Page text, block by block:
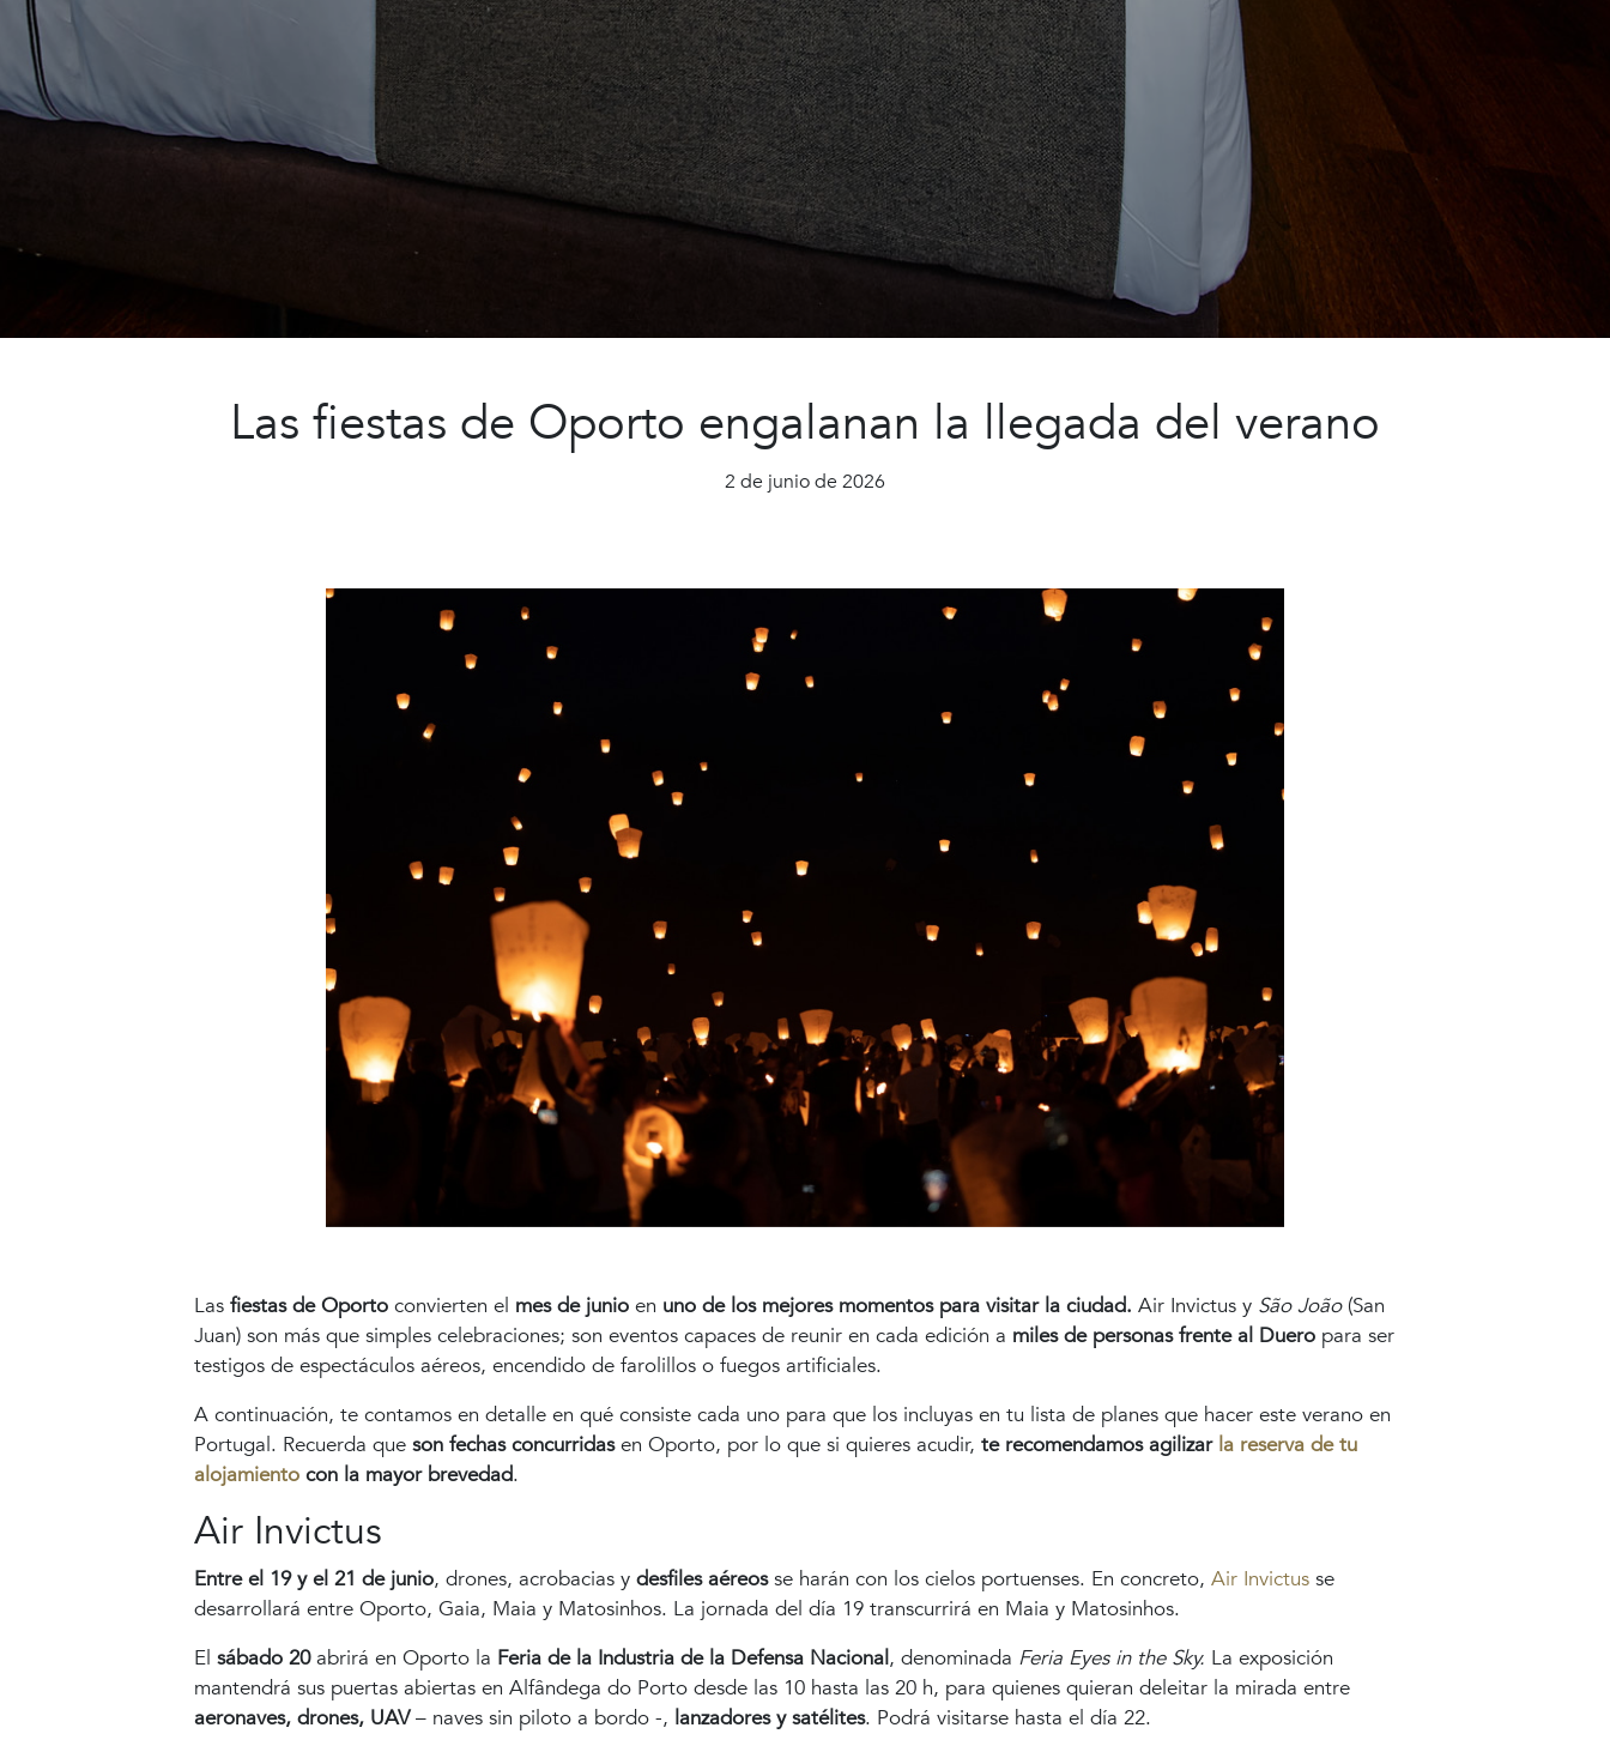
Las fiestas de Oporto engalanan la llegada del verano
2 de junio de 2026
Las fiestas de Oporto convierten el mes de junio en uno de los mejores momentos para visitar la ciudad. Air Invictus y São João(San
Juan) son más que simples celebraciones; son eventos capaces de reunir en cada edición a miles de personas frente al Duero para ser
testigos de espectáculos aéreos, encendido de farolillos o fuegos artificiales.
A continuación, te contamos en detalle en qué consiste cada uno para que los incluyas en tu lista de planes que hacer este verano en
Portugal. Recuerda que son fechas concurridasen Oporto, por lo que si quieres acudir, te recomendamos agilizar la reserva de tu
alojamiento con la mayor brevedad.
Air Invictus
Entre el 19 y el 21 de junio, drones, acrobacias y desfiles aéreosse harán con los cielos portuenses. En concreto, Air Invictus se
desarrollará entre Oporto, Gaia, Maia y Matosinhos. La jornada del día 19 transcurrirá en Maia y Matosinhos.
El sábado 20abrirá en Oporto la Feria de la Industria de la Defensa Nacional, denominada Feria Eyes in the Sky. La exposición
mantendrá sus puertas abiertas en Alfândega do Porto desde las 10 hasta las 20 h, para quienes quieran deleitar la mirada entre
aeronaves, drones, UAV– naves sin piloto a bordo -, lanzadores y satélites. Podrá visitarse hasta el día 22.